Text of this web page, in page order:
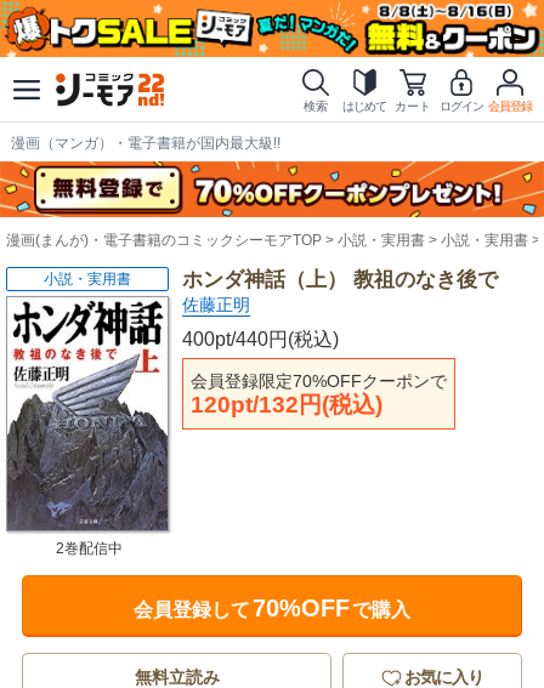
検索 はじめて カート ログイン 会員登録
漫画（マンガ）・電子書籍が国内最大級!!
漫画(まんが)・電子書籍のコミックシーモアTOP 小説・実用書 小説・実用書
ホンダ神話（上） 教祖のなき後で
佐藤正明
400pt/440円(税込)
会員登録限定70%OFFクーポンで
120pt/132円(税込)
小説・実用書
2巻配信中
会員登録して70%OFFで購入
無料立読み お気に入り